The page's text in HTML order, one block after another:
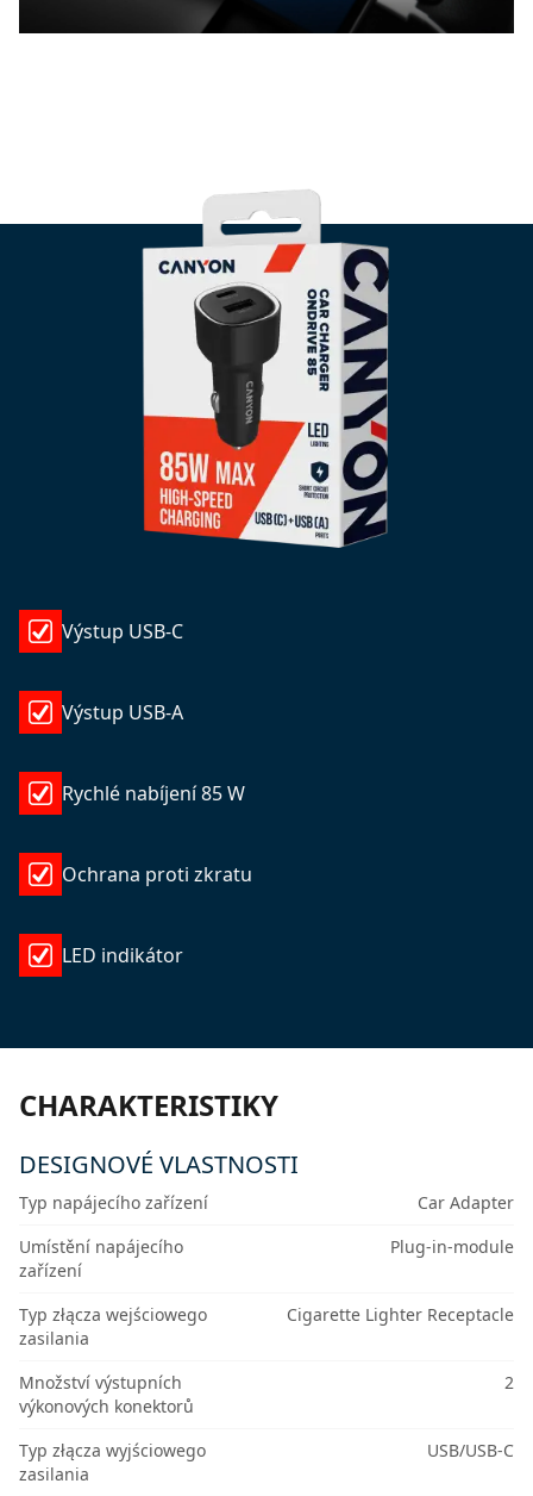
Výstup USB-C
Výstup USB-A
Rychlé nabíjení 85 W
Ochrana proti zkratu
LED indikátor
CHARAKTERISTIKY
DESIGNOVÉ VLASTNOSTI
Typ napájecího zařízení
Car Adapter
Umístění napájecího
zařízení
Plug-in-module
Typ złącza wejściowego
zasilania
Cigarette Lighter Receptacle
Množství výstupních
výkonových konektorů
2
Typ złącza wyjściowego
zasilania
USB/USB-C